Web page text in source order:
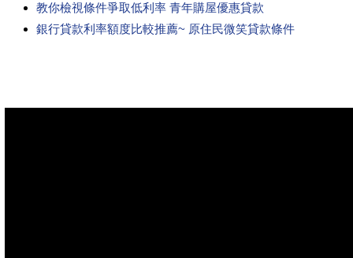
教你檢視條件爭取低利率 青年購屋優惠貸款
銀行貸款利率額度比較推薦~ 原住民微笑貸款條件